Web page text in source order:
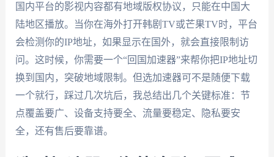
国内平台的影视内容都有地域版权协议，只能在中国大
陆地区播放。当你在海外打开韩剧TV或芒果TV时，平台
会检测你的IP地址，如果显示在国外，就会直接限制访
问。这时候，你需要一个“回国加速器”来帮你把IP地址切
换到国内，突破地域限制。但选加速器可不是随便下载
一个就行，踩过几次坑后，我总结出几个关键标准：节
点覆盖要广、设备支持要全、流量要稳定、隐私要安
全，还有售后要靠谱。